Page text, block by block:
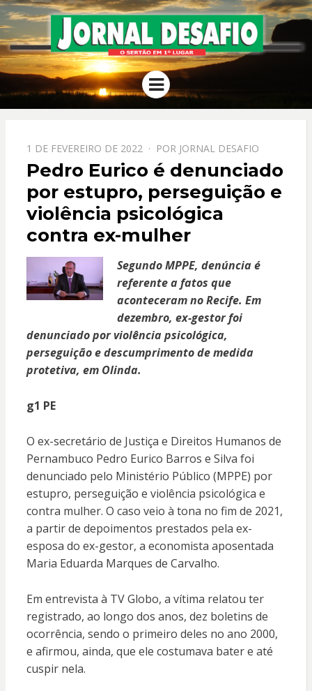
JORNAL
DESAFIO
O Sertão em 1º Lugar
Menu
PPOSTADO
EM
1 DE FEVEREIRO DE 2022 POR JORNAL DESAFIO
Pedro Eurico é denunciado
por estupro, perseguição e
violência psicológica
contra ex-mulher
Segundo MPPE, denúncia é
referente a fatos que
aconteceram no Recife. Em
dezembro, ex-gestor foi
denunciado por violência psicológica,
perseguição e descumprimento de medida
protetiva, em Olinda.
g1 PE
O ex-secretário de Justiça e Direitos Humanos de
Pernambuco Pedro Eurico Barros e Silva foi
denunciado pelo Ministério Público (MPPE) por
estupro, perseguição e violência psicológica e
contra mulher. O caso veio à tona no fim de 2021,
a partir de depoimentos prestados pela ex-
esposa do ex-gestor, a economista aposentada
Maria Eduarda Marques de Carvalho.
Em entrevista à TV Globo, a vítima relatou ter
registrado, ao longo dos anos, dez boletins de
ocorrência, sendo o primeiro deles no ano 2000,
e afirmou, ainda, que ele costumava bater e até
cuspir nela.